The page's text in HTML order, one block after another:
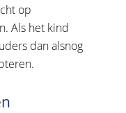
op
Als het kind
dan alsnog